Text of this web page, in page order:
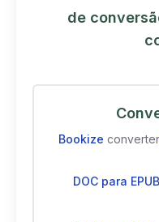
de
Bookize converter
DOC para EPUB